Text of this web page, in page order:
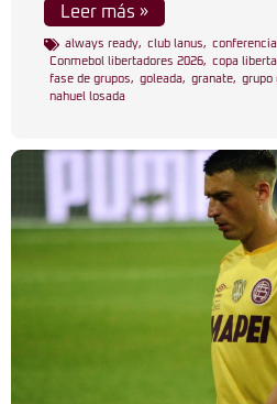
Leer más »
always ready, club lanus,
Conmebol libertadores 2026, copa
fase de grupos, goleada, granate, grupo
nahuel losada